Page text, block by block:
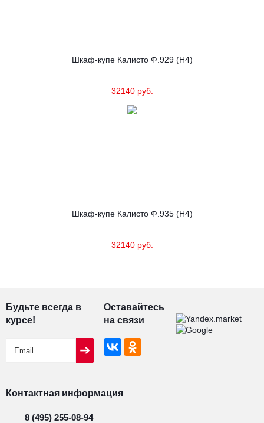
Шкаф-купе Калисто Ф.929 (Н4)
32140 руб.
Шкаф-купе Калисто Ф.935 (Н4)
32140 руб.
Будьте всегда в
курсе!
Оставайтесь
на связи
Контактная информация
8 (495) 255-08-94